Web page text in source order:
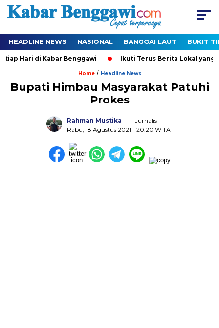
HEADLINE NEWS NASIONAL BANGGAI LAUT BUKIT
Hari di Kabar Benggawi Ikuti Terus Berita Lokal yang
Home/ Headline News
Bupati Himbau Masyarakat Patuhi
Prokes
Rahman Mustika
- Jurnalis
Rabu, 18 Agustus 2021 - 20:20 WITA